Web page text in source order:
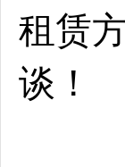
租赁
谈！